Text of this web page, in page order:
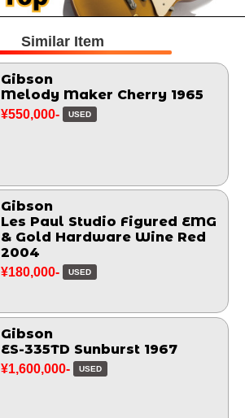
Similar Item
Gibson
Melody Maker Cherry 1965
¥550,000- USED
Gibson
Les Paul Studio Figured EMG
& Gold Hardware Wine Red
2004
¥180,000- USED
Gibson
ES-335TD Sunburst 1967
¥1,600,000- USED